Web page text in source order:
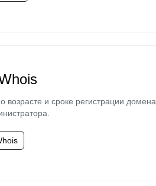
и сроке регистрации домена,